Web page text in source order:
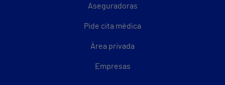
Aseguradoras
Pide cita médica
Área privada
Empresas